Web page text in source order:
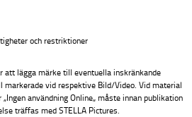
och restriktioner
att lägga märke till eventuella inskränkande
vid respektive Bild/Video. Vid material
användning Online„ måste innan publikation
träffas med STELLA Pictures.